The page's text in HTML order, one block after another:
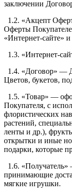
заключении
1.2. «Акцепт
Оферты
«Интернет-сайте»
1.3. «Интернет-
1.4. «Договор» —
Цветов, букетов,
1.5. «Товар» —
Покупателя, с
флористических
растений,
ленты и др.),
открытки и иные
подарки, которые
1.6.
принимающие
мягкие игрушки.